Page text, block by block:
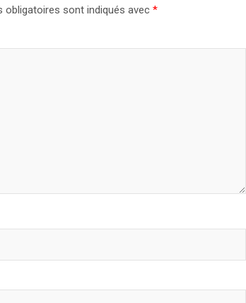
obligatoires sont indiqués avec *